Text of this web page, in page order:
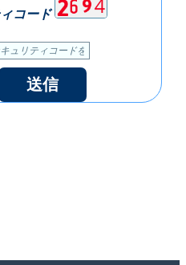
コード
送信